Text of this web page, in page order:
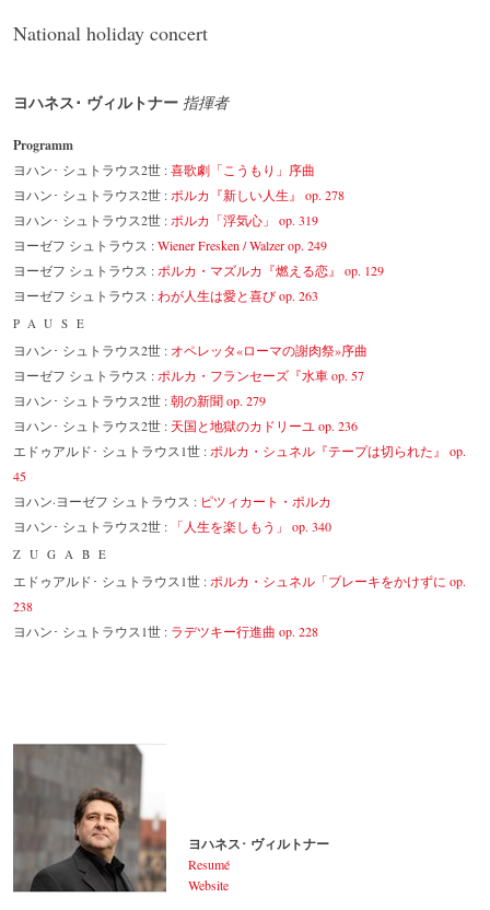
National holiday concert
ヨハネス･ ヴィルトナー 指揮者
Programm
ヨハン･ シュトラウス2世 :喜歌劇「こうもり」序曲
ヨハン･ シュトラウス2世 : ポルカ『新しい人生』 op. 278
ヨハン･ シュトラウス2世 : ポルカ「浮気心」 op. 319
ヨーゼフ シュトラウス :Wiener Fresken / Walzer op. 249
ヨーゼフ シュトラウス : ポルカ・マズルカ『燃える恋』 op. 129
ヨーゼフ シュトラウス : わが人生は愛と喜び op. 263
PAUSE
ヨハン･ シュトラウス2世 : オペレッタ«ローマの謝肉祭»序曲
ヨーゼフ シュトラウス : ポルカ・フランセーズ『水車 op. 57
ヨハン･ シュトラウス2世 :朝の新聞 op. 279
ヨハン･ シュトラウス2世 : 天国と地獄のカドリーユ op. 236
エドゥアルド･ シュトラウス1世 : ポルカ・シュネル『テープは切られた』 op.
45
ヨハン·ヨーゼフ シュトラウス : ピツィカート・ポルカ
ヨハン･ シュトラウス2世 :
「人生を楽しもう」 op. 340
ZUGABE
エドゥアルド･ シュトラウス1世 : ポルカ・シュネル「ブレーキをかけずに op.
238
ヨハン･ シュトラウス1世 : ラデツキー行進曲 op. 228
ヨハネス･ ヴィルトナー
Resumé
Website